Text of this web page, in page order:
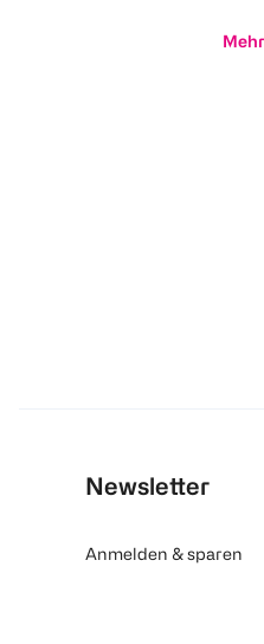
Newsletter
Anmelden & sparen